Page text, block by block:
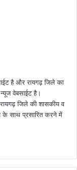
है और रायगढ़ जिले का
वेबसाईट है।
जिले की शासकीय व
के साथ प्रसारित करने में